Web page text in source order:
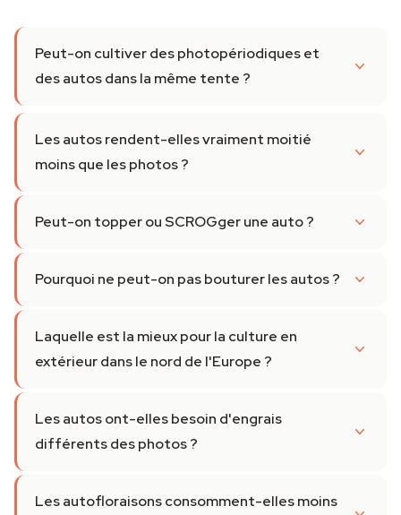
Peut-on cultiver des photopériodiques et
des autos dans la même tente ?
Les autos rendent-elles vraiment moitié
moins que les photos ?
Peut-on topper ou SCROGger une auto ?
Pourquoi ne peut-on pas bouturer les autos ?
Laquelle est la mieux pour la culture en
extérieur dans le nord de l'Europe ?
Les autos ont-elles besoin d'engrais
différents des photos ?
Les autofloraisons consomment-elles moins